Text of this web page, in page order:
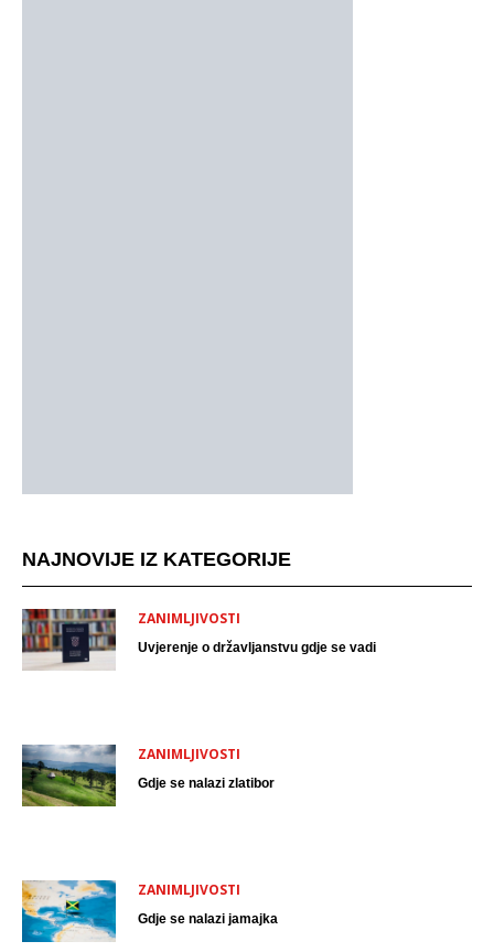
NAJNOVIJE IZ KATEGORIJE
ZANIMLJIVOSTI
Uvjerenje o državljanstvu gdje se vadi
ZANIMLJIVOSTI
Gdje se nalazi zlatibor
ZANIMLJIVOSTI
Gdje se nalazi jamajka